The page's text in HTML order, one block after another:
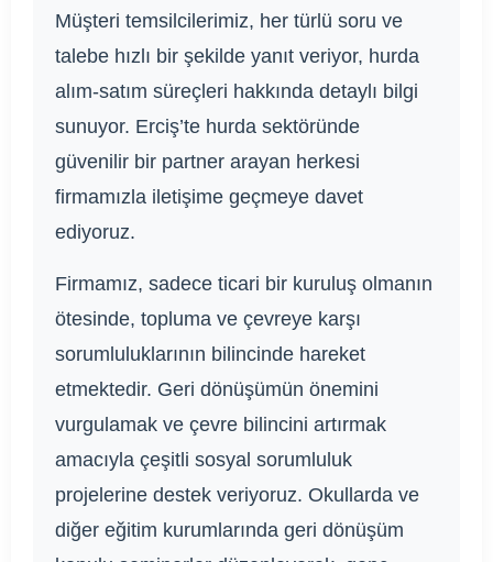
Müşteri temsilcilerimiz, her türlü soru ve
talebe hızlı bir şekilde yanıt veriyor, hurda
alım-satım süreçleri hakkında detaylı bilgi
sunuyor. Erciş’te hurda sektöründe
güvenilir bir partner arayan herkesi
firmamızla iletişime geçmeye davet
ediyoruz.
Firmamız, sadece ticari bir kuruluş olmanın
ötesinde, topluma ve çevreye karşı
sorumluluklarının bilincinde hareket
etmektedir. Geri dönüşümün önemini
vurgulamak ve çevre bilincini artırmak
amacıyla çeşitli sosyal sorumluluk
projelerine destek veriyoruz. Okullarda ve
diğer eğitim kurumlarında geri dönüşüm